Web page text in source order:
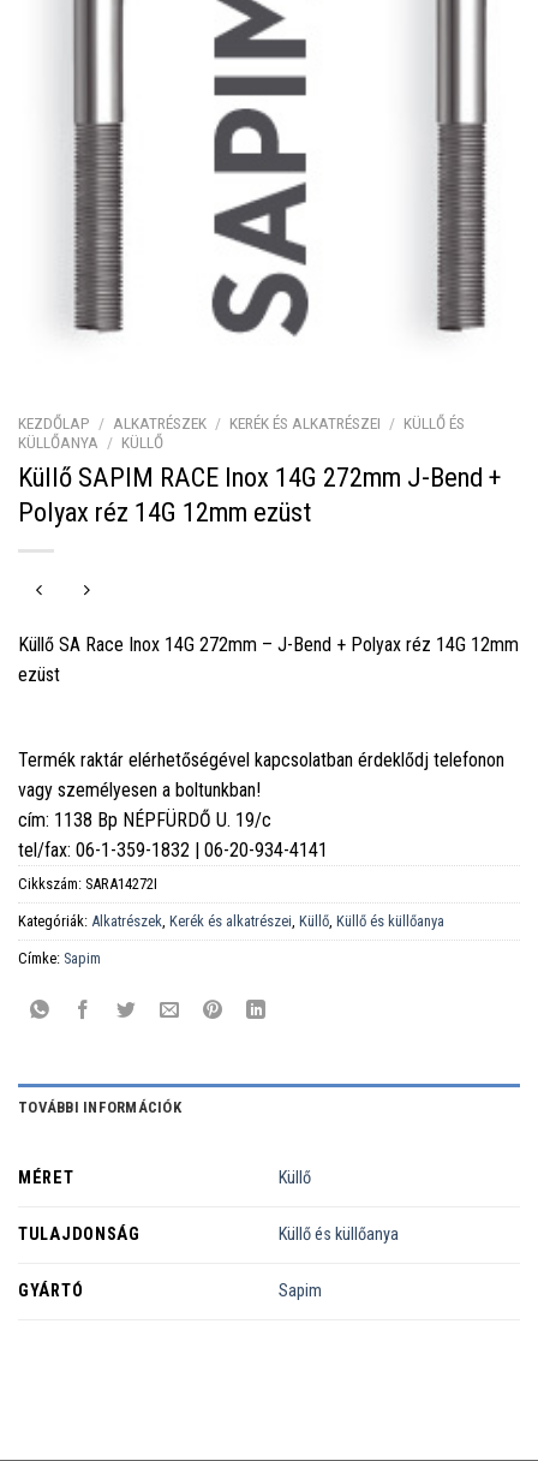
KEZDŐLAP / ALKATRÉSZEK / KERÉK ÉS ALKATRÉSZEI / KÜLLŐ ÉS
KÜLLŐANYA / KÜLLŐ
Küllő SAPIM RACE Inox 14G 272mm J-Bend +
Polyax réz 14G 12mm ezüst
Küllő SA Race Inox 14G 272mm – J-Bend + Polyax réz 14G 12mm
ezüst
Termék raktár elérhetőségével kapcsolatban érdeklődj telefonon
vagy személyesen a boltunkban!
cím: 1138 Bp NÉPFÜRDŐ U. 19/c
tel/fax: 06-1-359-1832 | 06-20-934-4141
Cikkszám: SARA14272I
Kategóriák: Alkatrészek Kerék és alkatrészei Küllő Küllő és küllőanya
Címke: Sapim
TOVÁBBI INFORMÁCIÓK
MÉRET Küllő
TULAJDONSÁG Küllő és küllőanya
GYÁRTÓ Sapim